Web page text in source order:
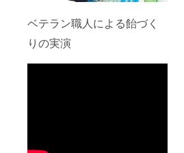
ベテラン職人による飴づく
りの実演